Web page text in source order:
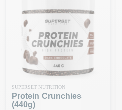
SUPERSET NUTRITION
Protein Crunchies
(440g)